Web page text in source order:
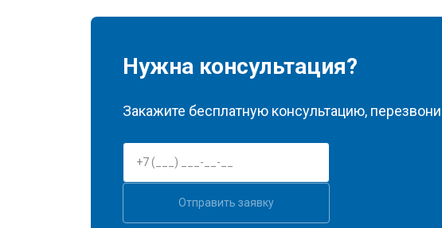
Нужна консультация?
Закажите бесплатную консультацию,
Отправить заявку